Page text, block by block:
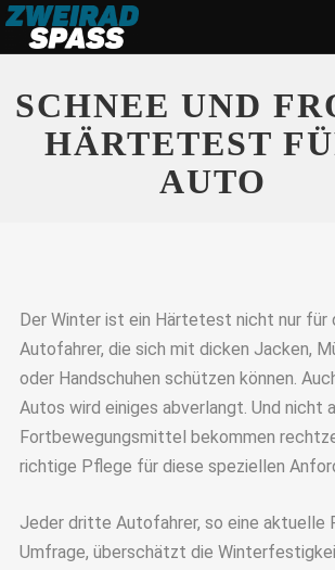
SCHNEE UND
HÄRTETEST
AUTO
Der Winter ist ein Härtetest nicht nur für
Autofahrer, die sich mit dicken Jacken,
oder Handschuhen schützen können.
Autos wird einiges abverlangt. Und nicht
Fortbewegungsmittel bekommen
richtige Pflege für diese speziellen
Jeder dritte Autofahrer, so eine aktuelle
Umfrage, überschätzt die